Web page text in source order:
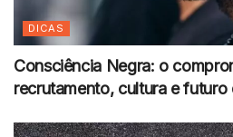
DICAS
Consciência Negra: o
recrutamento, cultura e futuro